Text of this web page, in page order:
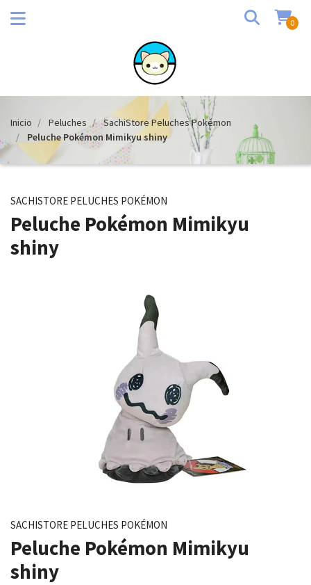
0
Inicio Peluches
SachiStore Peluches Pokémon
Peluche Pokémon Mimikyu shiny
SACHISTORE PELUCHES POKÉMON
Peluche Pokémon Mimikyu
shiny
SACHISTORE PELUCHES POKÉMON
Peluche Pokémon Mimikyu
shiny